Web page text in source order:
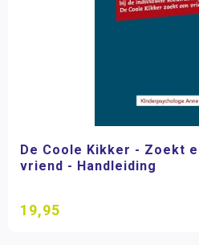
De Coole Kikker - Zoekt
vriend - Handleiding
19,95